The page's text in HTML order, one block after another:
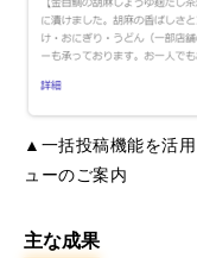
▲一括投稿機能を活用
ューのご案内
主な成果